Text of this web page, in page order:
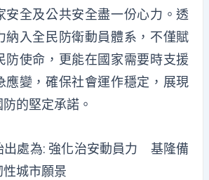
安全及公共安全盡一份心力。透
納入全民防衛動員體系，不僅賦
防使命，更能在國家需要時支援
應變，確保社會運作穩定，展現
的堅定承諾。
出處為: 強化治安動員力 基隆備
城市願景